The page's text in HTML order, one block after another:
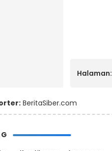
Halaman:
BeritaSiber.com